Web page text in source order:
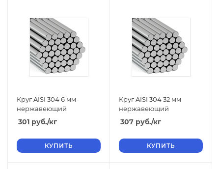
Круг AISI 304 6 мм
нержавеющий
301 руб./кг
КУПИТЬ
Круг AISI 304 32 мм
нержавеющий
307 руб./кг
КУПИТЬ